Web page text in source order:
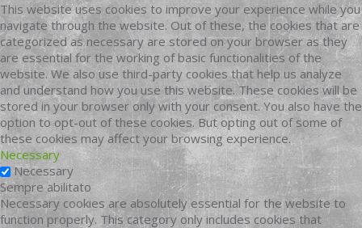
This website uses cookies to improve your experience while you
navigate through the website. Out of these, the cookies that are
categorized as necessary are stored on your browser as they
are essential for the working of basic functionalities of the
website. We also use third-party cookies that help us analyze
and understand how you use this website. These cookies will be
stored in your browser only with your consent. You also have the
option to opt-out of these cookies. But opting out of some of
these cookies may affect your browsing experience.
Necessary
Necessary
Sempre abilitato
Necessary cookies are absolutely essential for the website to
function properly. This category only includes cookies that